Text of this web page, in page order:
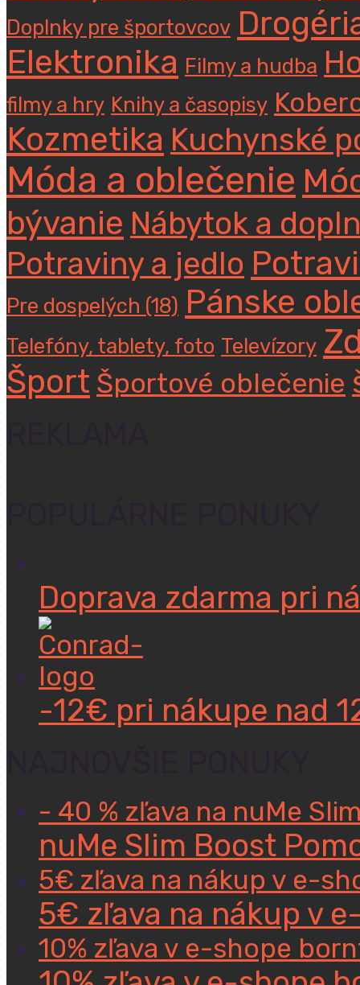
Doplnky pre športovcov
Elektronika Filmy a hudba
filmy a hry Knihy a časopisy
Kozmetika Kuchynské
Móda a oblečenie
bývanie Nábytok a
Potraviny a jedlo
Pre dospelých (18) Pánske
Telefóny, tablety, foto Televízory
Šport Športové oblečenie
Doprava zdarma pri
-12€ pri nákupe nad
- 40 % zľava na nuMe
nuMe Slim Boost
5€ zľava na nákup v e-
5€ zľava na nákup v
10% zľava v e-shope